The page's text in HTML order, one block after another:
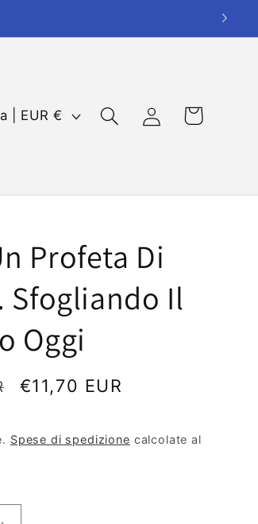
Italia | EUR € Accedi Carrello
Profeta Di
Sfogliando Il
Oggi
Prezzo
€11,70 EUR
Spese di spedizione calcolate al